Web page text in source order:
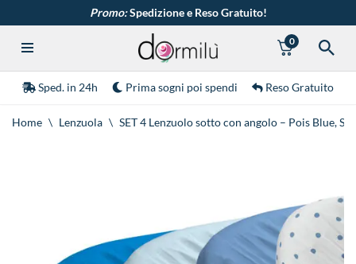
Vai
contenuto
Promo:Spedizione e Reso Gratuito!
0
Sped. in 24h Prima sogni poi spendi Reso Gratuito
Home \ Lenzuola \ SET 4 Lenzuolo sotto con angolo – Pois Blue,